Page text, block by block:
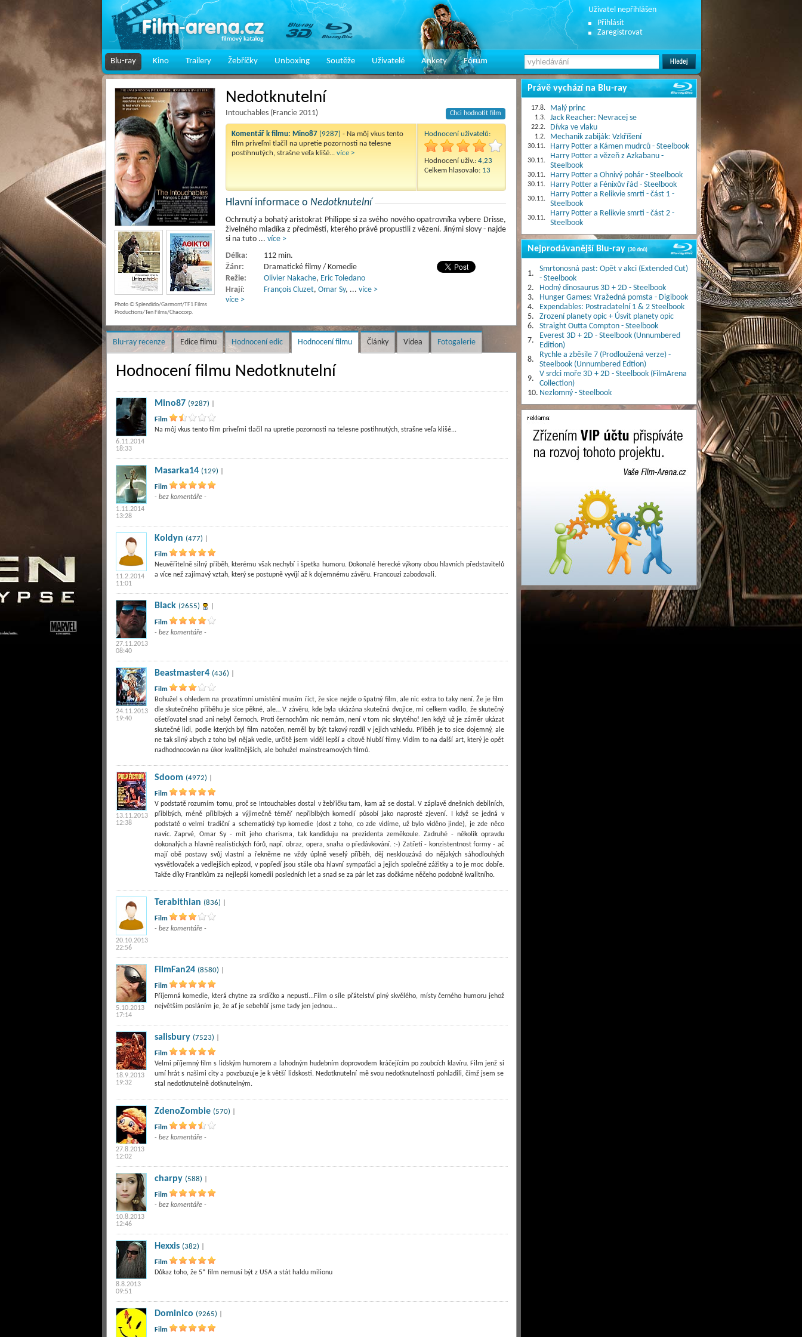
Uživatel nepřihlášen
Přihlásit
Zaregistrovat
Blu-ray Kino Trailery Žebříčky Unboxing Soutěže Uživatelé Ankety Fórum
Nedotknutelní
Intouchables (Francie 2011) Chci hodnotit film
Komentář k filmu: Mino87 (9287) - Na môj vkus tento
film priveľmi tlačil na upretie pozornosti na telesne
postihnutých, strašne veľa klišé... více >
Hodnocení uživatelů:
Hodnocení uživ.: 4,23
Celkem hlasovalo: 13
Hlavní informace o Nedotknutelní
Ochrnutý a bohatý aristokrat Philippe si za svého nového opatrovníka vybere Drisse,
živelného mladíka z předměstí, kterého právě propustili z vězení. Jinými slovy - najde
si na tuto ... více >
Délka:
112 min.
Žánr:
Dramatické filmy / Komedie
Režie:
Olivier Nakache, Eric Toledano
Hrají:
François Cluzet, Omar Sy, ... více >
více >
Photo © Splendido/Garmont/TF1 Films
Productions/Ten Films/Chaocorp.
Blu-ray recenze Edice filmu Hodnocení edic Hodnocení filmu Články Videa Fotogalerie
Hodnocení filmu Nedotknutelní
6.11.2014
18:33
Mino87 (9287)
Film
Na môj vkus tento film priveľmi tlačil na upretie pozornosti na telesne postihnutých, strašne veľa klišé...
1.11.2014
13:28
Masarka14 (129)
Film
- bez komentáře -
11.2.2014
11:01
Koldyn (477)
Film
Neuvěřitelně silný příběh, kterému však nechybí i špetka humoru. Dokonalé herecké výkony obou hlavních představitelů
a více než zajímavý vztah, který se postupně vyvíjí až k dojemnému závěru. Francouzi zabodovali.
27.11.2013
08:40
Black (2655)
Film
- bez komentáře -
24.11.2013
19:40
Beastmaster4 (436)
Film
Bohužel s ohledem na prozatímní umístění musím říct, že sice nejde o špatný film, ale nic extra to taky není. Že je film
dle skutečného příběhu je sice pěkné, ale… V závěru, kde byla ukázána skutečná dvojice, mi celkem vadilo, že skutečný
ošetřovatel snad ani nebyl černoch. Proti černochům nic nemám, není v tom nic skrytého! Jen když už je záměr ukázat
skutečné lidi, podle kterých byl film natočen, neměl by být takový rozdíl v jejich vzhledu. Příběh je to sice dojemný, ale
ne tak silný abych z toho byl nějak vedle, určitě jsem viděl lepší a citově hlubší filmy. Vidím to na další art, který je opět
nadhodnocován na úkor kvalitnějších, ale bohužel mainstreamových filmů.
13.11.2013
12:38
Sdoom (4972)
Film
V podstatě rozumím tomu, proč se Intouchables dostal v žebříčku tam, kam až se dostal. V záplavě dnešních debilních,
přiblbých, méně přiblbých a výjimečně téměř nepřiblbých komedií působí jako naprosté zjevení. I když se jedná v
podstatě o velmi tradiční a schematický typ komedie (dost z toho, co zde vidíme, už bylo viděno jinde), je zde něco
navíc. Zaprvé, Omar Sy - mít jeho charisma, tak kandiduju na prezidenta zeměkoule. Zadruhé - několik opravdu
dokonalých a hlavně realistických fórů, např. obraz, opera, snaha o předávkování. :-) Zatřetí - konzistentnost formy - ač
mají obě postavy svůj vlastní a řekněme ne vždy úplně veselý příběh, děj nesklouzává do nějakých sáhodlouhých
vysvětlovaček a vedlejších epizod, v popředí jsou stále oba hlavní sympaťáci a jejich společné zážitky a to je moc dobře.
Takže díky Frantíkům za nejlepší komedii posledních let a snad se za pár let zas dočkáme něčeho podobně kvalitního.
20.10.2013
22:56
Terabithian (836)
Film
- bez komentáře -
5.10.2013
17:14
FilmFan24 (8580)
Film
Příjemná komedie, která chytne za srdíčko a nepustí...Film o síle přátelství plný skvělého, místy černého humoru jehož
největším posláním je, že ať je sebehůř jsme tady jen jednou...
18.9.2013
19:32
salisbury (7523)
Film
Velmi příjemný film s lidským humorem a lahodným hudebním doprovodem kráčejícím po zoubcích klavíru. Film jenž si
umí hrát s našimi city a povzbuzuje je k větší lidskosti. Nedotknutelní mě svou nedotknutelností pohladili, čímž jsem se
stal nedotknutelně dotknutelným.
27.8.2013
12:02
ZdenoZombie (570)
Film
- bez komentáře -
10.8.2013
12:46
charpy (588)
Film
- bez komentáře -
8.8.2013
09:51
Hexxis (382)
Film
Důkaz toho, že 5* film nemusí být z USA a stát haldu milionu
Dominico (9265)
Film
Právě vychází na Blu-ray
17.8. Malý princ
1.3. Jack Reacher: Nevracej se
22.2. Dívka ve vlaku
1.2. Mechanik zabiják: Vzkříšení
30.11. Harry Potter a Kámen mudrců - Steelbook
30.11.
Harry Potter a vězeň z Azkabanu -
Steelbook
30.11. Harry Potter a Ohnivý pohár - Steelbook
30.11. Harry Potter a Fénixův řád - Steelbook
30.11.
Harry Potter a Relikvie smrti - část 1 -
Steelbook
30.11.
Harry Potter a Relikvie smrti - část 2 -
Steelbook
Nejprodávanější Blu-ray(30 dnů)
1.
Smrtonosná past: Opět v akci (Extended Cut)
- Steelbook
2.
Hodný dinosaurus 3D + 2D - Steelbook
3.
Hunger Games: Vražedná pomsta - Digibook
4.
Expendables: Postradatelní 1 & 2 Steelbook
5.
Zrození planety opic + Úsvit planety opic
6.
Straight Outta Compton - Steelbook
7.
Everest 3D + 2D - Steelbook (Unnumbered
Edition)
8.
Rychle a zběsile 7 (Prodloužená verze) -
Steelbook (Unnumbered Edtion)
9.
V srdci moře 3D + 2D - Steelbook (FilmArena
Collection)
10. Nezlomný - Steelbook